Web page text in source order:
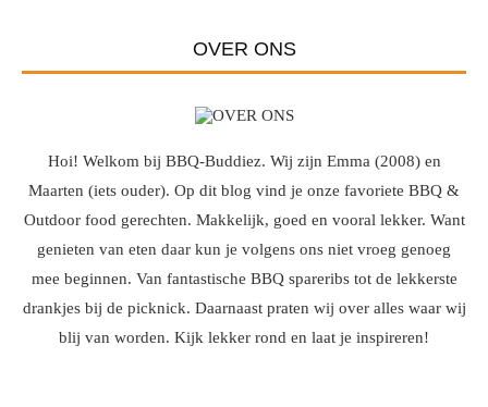
OVER ONS
Hoi! Welkom bij BBQ-Buddiez. Wij zijn Emma (2008) en
Maarten (iets ouder). Op dit blog vind je onze favoriete BBQ &
Outdoor food gerechten. Makkelijk, goed en vooral lekker. Want
genieten van eten daar kun je volgens ons niet vroeg genoeg
mee beginnen. Van fantastische BBQ spareribs tot de lekkerste
drankjes bij de picknick. Daarnaast praten wij over alles waar wij
blij van worden. Kijk lekker rond en laat je inspireren!